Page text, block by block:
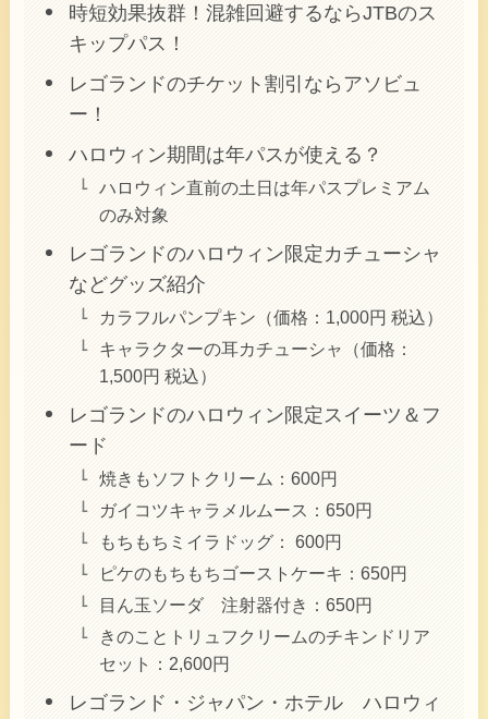
時短効果抜群！混雑回避するならJTBのス
キップパス！
レゴランドのチケット割引ならアソビュ
ー！
ハロウィン期間は年パスが使える？
ハロウィン直前の土日は年パスプレミアム
のみ対象
レゴランドのハロウィン限定カチューシャ
などグッズ紹介
カラフルパンプキン（価格：1,000円 税込）
キャラクターの耳カチューシャ（価格：
1,500円 税込）
レゴランドのハロウィン限定スイーツ＆フ
ード
焼きもソフトクリーム：600円
ガイコツキャラメルムース：650円
もちもちミイラドッグ： 600円
ピケのもちもちゴーストケーキ：650円
目ん玉ソーダ 注射器付き：650円
きのことトリュフクリームのチキンドリア
セット：2,600円
レゴランド・ジャパン・ホテル ハロウィ